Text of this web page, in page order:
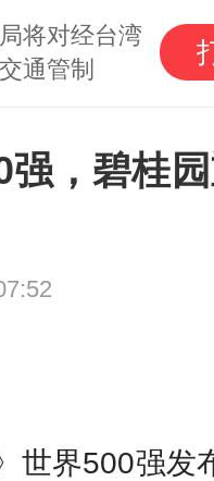
将对经台湾
通管制
强，碧桂
世界500强发